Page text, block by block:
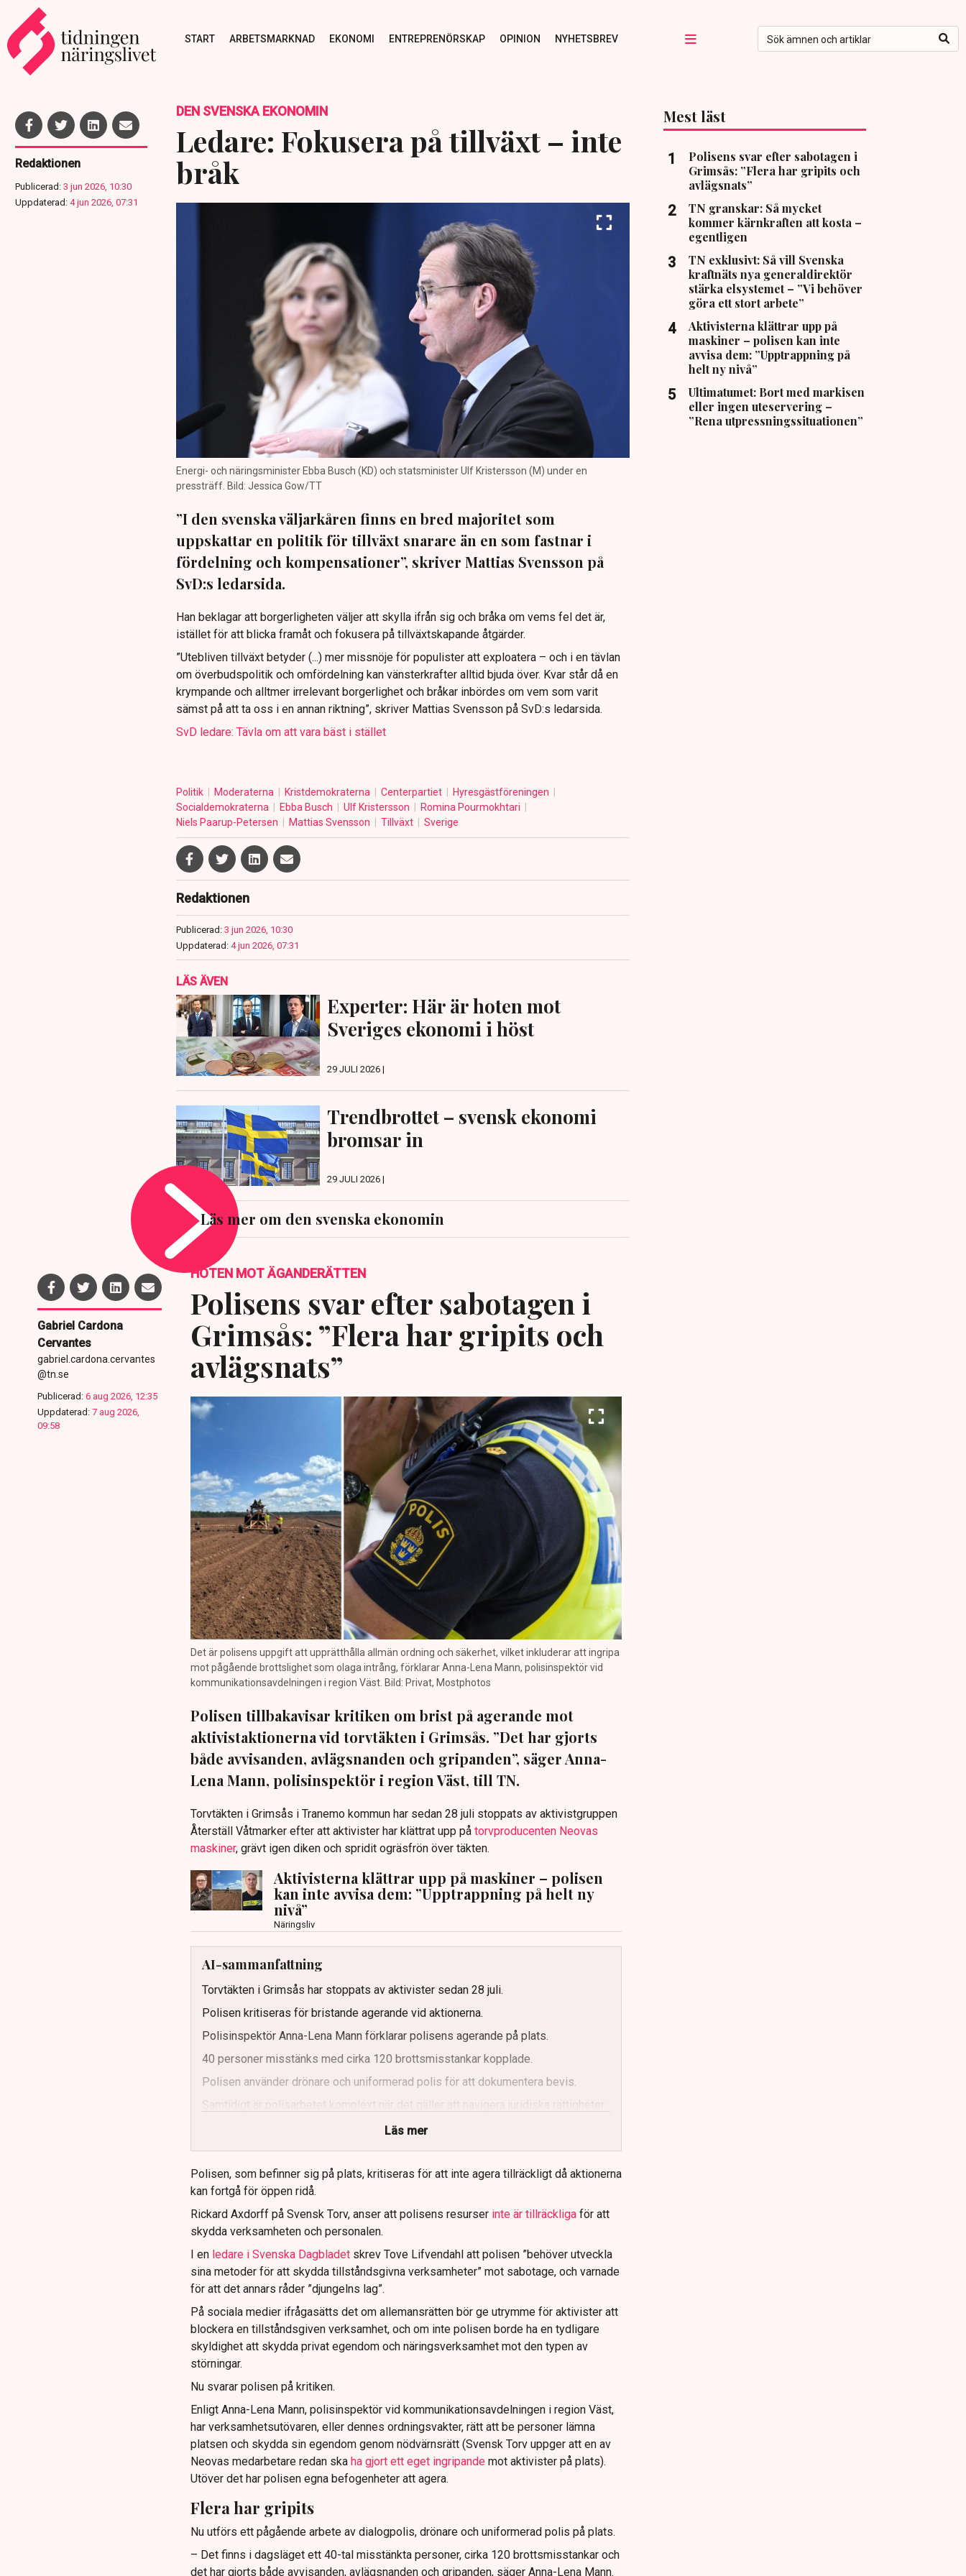
START ARBETSMARKNAD EKONOMI ENTREPRENÖRSKAP OPINION NYHETSBREV
Redaktionen
Publicerad: 3 jun 2026, 10:30
Uppdaterad: 4 jun 2026, 07:31
DEN SVENSKA EKONOMIN
Ledare: Fokusera på tillväxt – inte
bråk
Energi- och näringsminister Ebba Busch (KD) och statsminister Ulf Kristersson (M) under en
pressträff. Bild: Jessica Gow/TT
”I den svenska väljarkåren finns en bred majoritet som
uppskattar en politik för tillväxt snarare än en som fastnar i
fördelning och kompensationer”, skriver Mattias Svensson på
SvD:s ledarsida.
Han beklagar att borgerligheten väljer att skylla ifrån sig och bråka om vems fel det är,
istället för att blicka framåt och fokusera på tillväxtskapande åtgärder.
”Utebliven tillväxt betyder (...) mer missnöje för populister att exploatera – och i en tävlan
om överbudspolitik och omfördelning kan vänsterkrafter alltid bjuda över. Kvar står då en
krympande och alltmer irrelevant borgerlighet och bråkar inbördes om vem som varit
sämst på att ta oss i en annan riktning”, skriver Mattias Svensson på SvD:s ledarsida.
SvD ledare: Tävla om att vara bäst i stället
Politik Moderaterna Kristdemokraterna Centerpartiet
Hyresgästföreningen
Socialdemokraterna
Ebba Busch Ulf Kristersson
Romina Pourmokhtari
Niels Paarup-Petersen
Mattias Svensson Tillväxt Sverige
Redaktionen
Publicerad: 3 jun 2026, 10:30
Uppdaterad: 4 jun 2026, 07:31
LÄS ÄVEN
Experter: Här är hoten mot
Sveriges ekonomi i höst
29 JULI 2026 |
Trendbrottet – svensk ekonomi
bromsar in
29 JULI 2026 |
Läs mer om den svenska ekonomin
Mest läst
Polisens svar efter sabotagen i
Grimsås: ”Flera har gripits och
avlägsnats”
TN granskar: Så mycket
kommer kärnkraften att kosta –
egentligen
TN exklusivt: Så vill Svenska
kraftnäts nya generaldirektör
stärka elsystemet – ”Vi behöver
göra ett stort arbete”
Aktivisterna klättrar upp på
maskiner – polisen kan inte
avvisa dem: ”Upptrappning på
helt ny nivå”
Ultimatumet: Bort med markisen
eller ingen uteservering –
”Rena utpressningssituationen”
Gabriel Cardona
Cervantes
gabriel.cardona.cervantes
@tn.se
Publicerad: 6 aug 2026, 12:35
Uppdaterad: 7 aug 2026,
09:58
HOTEN MOT ÄGANDERÄTTEN
Polisens svar efter sabotagen i
Grimsås: ”Flera har gripits och
avlägsnats”
Det är polisens uppgift att upprätthålla allmän ordning och säkerhet, vilket inkluderar att ingripa
mot pågående brottslighet som olaga intrång, förklarar Anna-Lena Mann, polisinspektör vid
kommunikationsavdelningen i region Väst. Bild: Privat, Mostphotos
Polisen tillbakavisar kritiken om brist på agerande mot
aktivistaktionerna vid torvtäkten i Grimsås. ”Det har gjorts
både avvisanden, avlägsnanden och gripanden”, säger Anna-
Lena Mann, polisinspektör i region Väst, till TN.
Torvtäkten i Grimsås i Tranemo kommun har sedan 28 juli stoppats av aktivistgruppen
Återställ Våtmarker efter att aktivister har klättrat upp påtorvproducenten Neovas
maskiner, grävt igen diken och spridit ogräsfrön över täkten.
Aktivisterna klättrar upp på maskiner – polisen
kan inte avvisa dem: ”Upptrappning på helt ny
nivå”
Näringsliv
AI-sammanfattning
Torvtäkten i Grimsås har stoppats av aktivister sedan 28 juli.
Polisen kritiseras för bristande agerande vid aktionerna.
Polisinspektör Anna-Lena Mann förklarar polisens agerande på plats.
40 personer misstänks med cirka 120 brottsmisstankar kopplade.
Polisen använder drönare och uniformerad polis för att dokumentera bevis.
Samtidigt är polisarbetet komplext när det gäller att navigera juridiska rättigheter
Läs mer
Polisen, som befinner sig på plats, kritiseras för att inte agera tillräckligt då aktionerna
kan fortgå för öppen ridå.
Rickard Axdorff på Svensk Torv, anser att polisens resurser inte är tillräckliga för att
skydda verksamheten och personalen.
I en ledare i Svenska Dagbladet skrev Tove Lifvendahl att polisen ”behöver utveckla
sina metoder för att skydda tillståndsgivna verksamheter” mot sabotage, och varnade
för att det annars råder ”djungelns lag”.
På sociala medier ifrågasätts det om allemansrätten bör ge utrymme för aktivister att
blockera en tillståndsgiven verksamhet, och om inte polisen borde ha en tydligare
skyldighet att skydda privat egendom och näringsverksamhet mot den typen av
störningar.
Nu svarar polisen på kritiken.
Enligt Anna-Lena Mann, polisinspektör vid kommunikationsavdelningen i region Väst,
har verksamhetsutövaren, eller dennes ordningsvakter, rätt att be personer lämna
platsen och skydda sin egendom genom nödvärnsrätt (Svensk Torv uppger att en av
Neovas medarbetare redan ska ha gjort ett eget ingripande mot aktivister på plats).
Utöver det har polisen egna befogenheter att agera.
Flera har gripits
Nu utförs ett pågående arbete av dialogpolis, drönare och uniformerad polis på plats.
– Det finns i dagsläget ett 40-tal misstänkta personer, cirka 120 brottsmisstankar och
det har gjorts både avvisanden, avlägsnanden och gripanden, säger Anna-Lena Mann.